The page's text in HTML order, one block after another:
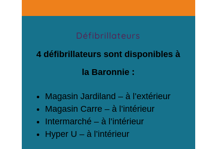
Défibrillateurs
4 défibrillateurs sont disponibles à
la Baronnie :
Magasin Jardiland – à l’extérieur
Magasin Carre – à l’intérieur
Intermarché – à l’intérieur
Hyper U – à l’intérieur